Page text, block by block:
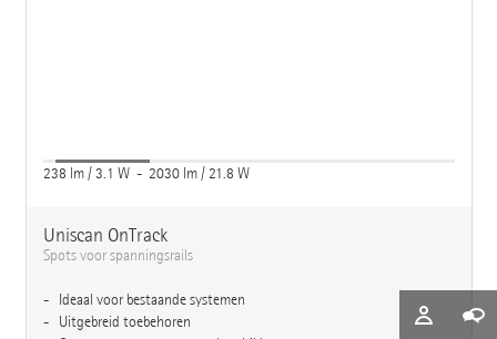
238 lm / 3.1 W - 2030 lm / 21.8 W
Uniscan OnTrack
Spots voor spanningsrails
Ideaal voor bestaande systemen
Uitgebreid toebehoren